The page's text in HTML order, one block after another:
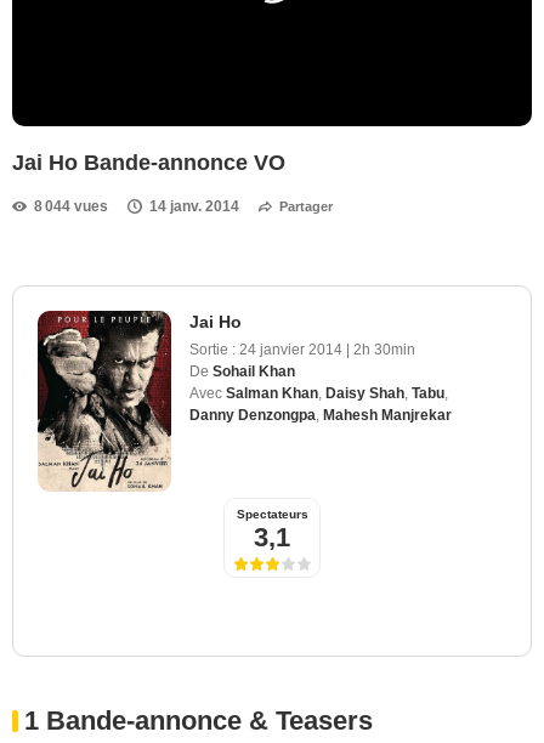
Jai Ho Bande-annonce VO
8 044 vues 14 janv. 2014 Partager
Jai Ho
Sortie : 24 janvier 2014 | 2h 30min
De Sohail Khan
Avec Salman Khan Daisy Shah Tabu
Danny Denzongpa Mahesh Manjrekar
Spectateurs
3,1
1 Bande-annonce & Teasers